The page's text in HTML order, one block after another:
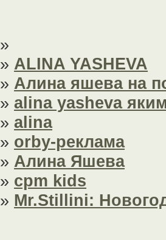
»
» ALINA YASHEVA
» Алина яшева на
» alina yasheva
» alina
» orby-реклама
» Алина Яшева
» cpm kids
» Mr.Stillini: